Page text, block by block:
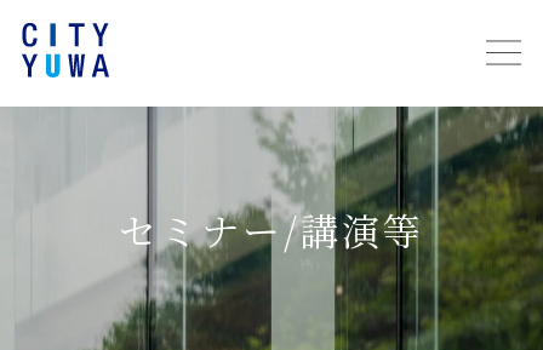
セミナー/講演等